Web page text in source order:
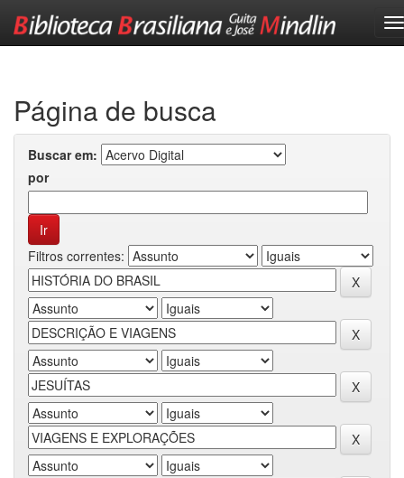
Página de busca
Buscar em:
por
Filtros correntes: